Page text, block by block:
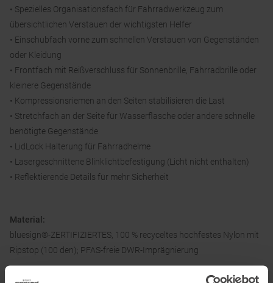
• Spezielles Organisationsfach für Fahrradwerkzeug zum
übersichtlichen Verstauen der wichtigsten Helfer
• Einschubfach vorne zum schnellen Verstauen von Gegenständen
oder Kleidung
• Frontfach mit Reißverschluss für Sonnenbrille, Fahrradbrille oder
kleinere Gegenstände
• Kompressionsriemen an den Seiten stabilisieren die Last
• Stretchfach an der Seite für Wasserflasche oder andere schnelle
benötigte Gegenstände
• LidLock Halterung für Fahrradhelme
• Lasergeschnittene Blinklichtbefestigung (Licht nicht enthalten)
• Reflektierende Details für mehr Sicherheit
Material:
bluesign®-ZERTIFIZIERTES, 100 % recyceltes hochfestes Nylon mit
Ripstop (100 den); PFAS-freie DWR-Imprägnierung